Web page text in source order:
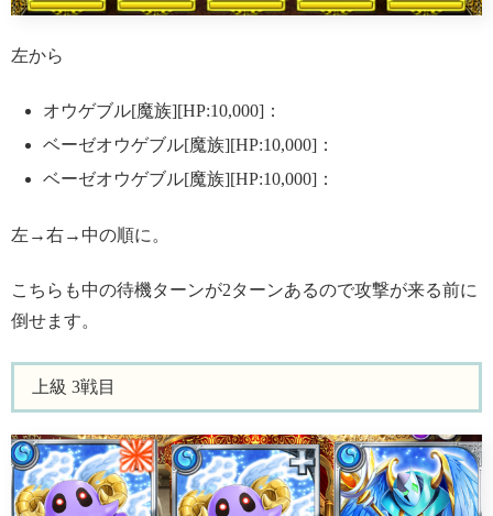
左から
オウゲブル[魔族][HP:10,000]：
ベーゼオウゲブル[魔族][HP:10,000]：
ベーゼオウゲブル[魔族][HP:10,000]：
左→右→中の順に。
こちらも中の待機ターンが2ターンあるので攻撃が来る前に
倒せます。
上級 3戦目